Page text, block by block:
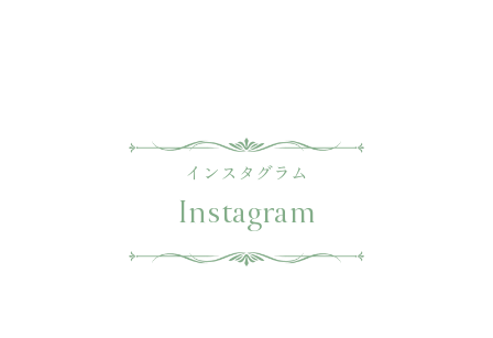
インスタグラム
Instagram